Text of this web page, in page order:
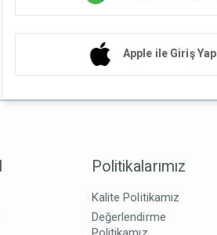
Apple ile Giriş Yap
Politikalarımız
Kalite Politikamız
Değerlendirme